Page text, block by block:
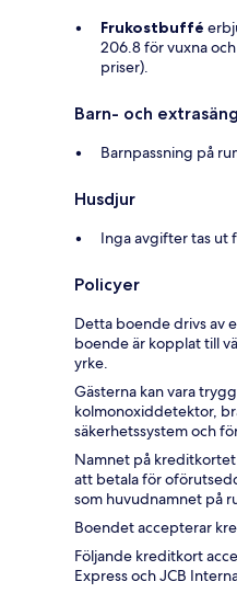
Frukostbuffé
206.8 för vuxna
priser).
Barn- och
Barnpassning på
Husdjur
Inga avgifter tas ut
Policyer
Detta boende drivs av
boende är kopplat till
yrke.
Gästerna kan vara
kolmonoxiddetektor,
säkerhetssystem och
Namnet på
att betala för
som huvudnamnet på
Boendet accepterar
Följande kreditkort
Express och JCB